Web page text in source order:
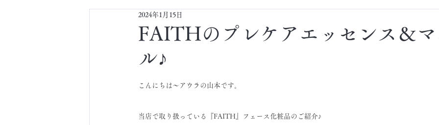
FAITHのプレケアエッセンス＆
ル♪
2024年1月15日
こんにちは～アウラの山本です。
当店で取り扱っている『FAITH』フェース化粧品のご紹介♪